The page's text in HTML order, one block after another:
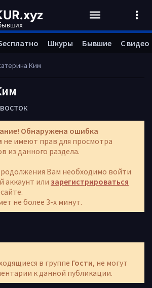
Ким
Обнаружена ошибка
не имеют прав для просмотра
из данного раздела.
Вам необходимо войти
аккаунт или зарегистрироваться
не более 3-х минут.
в группе Гости, не могут
к данной публикации.
Шкуры Бывшие С видео